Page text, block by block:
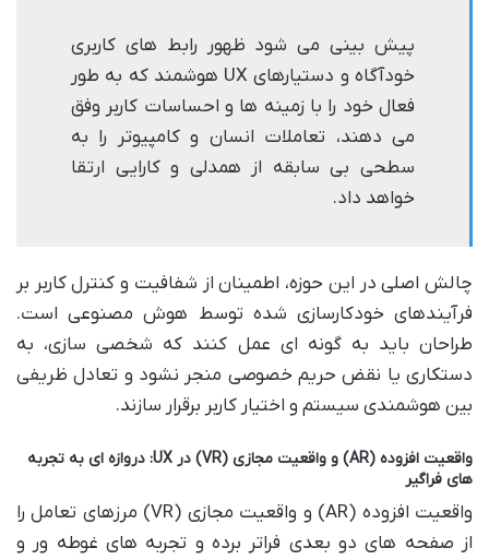
پیش بینی می شود ظهور رابط های کاربری
خودآگاه و دستیارهای UX هوشمند که به طور
فعال خود را با زمینه ها و احساسات کاربر وفق
می دهند، تعاملات انسان و کامپیوتر را به
سطحی بی سابقه از همدلی و کارایی ارتقا
خواهد داد.
چالش اصلی در این حوزه، اطمینان از شفافیت و کنترل کاربر بر
فرآیندهای خودکارسازی شده توسط هوش مصنوعی است.
طراحان باید به گونه ای عمل کنند که شخصی سازی، به
دستکاری یا نقض حریم خصوصی منجر نشود و تعادل ظریفی
بین هوشمندی سیستم و اختیار کاربر برقرار سازند.
واقعیت افزوده (AR) و واقعیت مجازی (VR) در UX: دروازه ای به تجربه
های فراگیر
واقعیت افزوده (AR) و واقعیت مجازی (VR) مرزهای تعامل را
از صفحه های دو بعدی فراتر برده و تجربه های غوطه ور و